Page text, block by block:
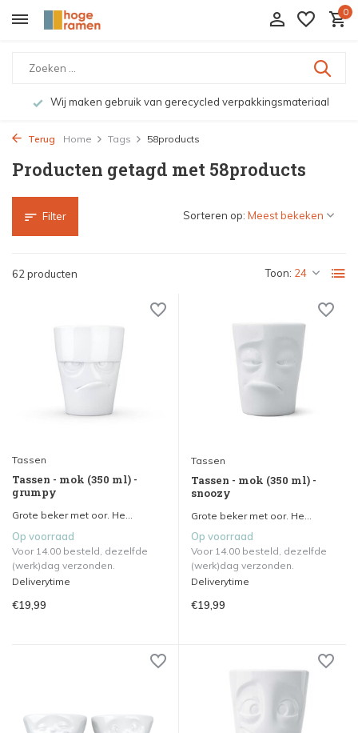
0
Wij maken gebruik van gerecycled verpakkingsmateriaal
Terug Home Tags 58products
Producten getagd met 58products
Filter
62 producten Toon:
Sorteren op:
Tassen
Tassen - mok (350 ml) -
grumpy
Grote beker met oor. He...
Op voorraad
Voor 14.00 besteld, dezelfde
(werk)dag verzonden.
Deliverytime
€19,99
Tassen
Tassen - mok (350 ml) -
snoozy
Grote beker met oor. He...
Op voorraad
Voor 14.00 besteld, dezelfde
(werk)dag verzonden.
Deliverytime
€19,99